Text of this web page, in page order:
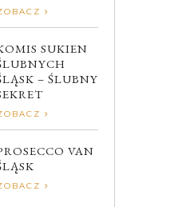
SUKIEN
– ŚLUBNY
VAN